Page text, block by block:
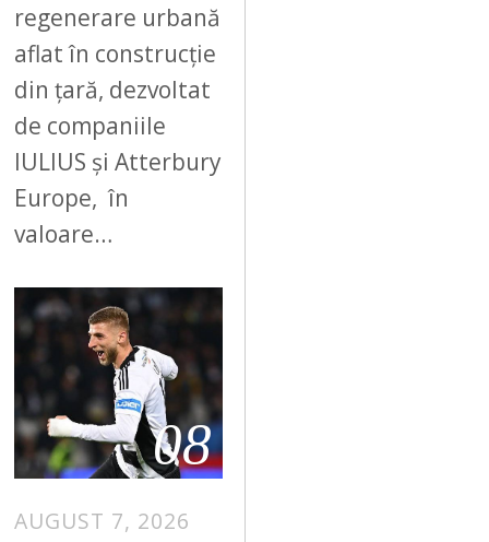
regenerare urbană
aflat în construcție
din țară, dezvoltat
de companiile
IULIUS și Atterbury
Europe, în
valoare…
08
AUGUST 7, 2026